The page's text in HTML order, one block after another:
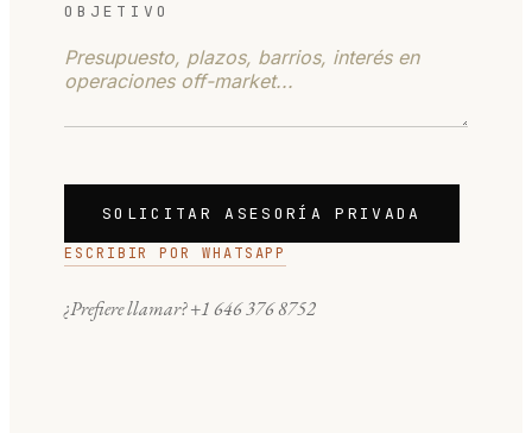
OBJETIVO
SOLICITAR ASESORÍA PRIVADA
ESCRIBIR POR WHATSAPP
¿Prefiere llamar?+1 646 376 8752